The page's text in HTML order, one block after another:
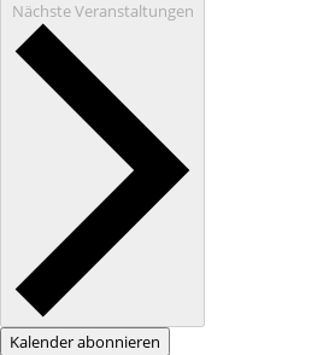
NächsteVeranstaltungen
Kalender abonnieren